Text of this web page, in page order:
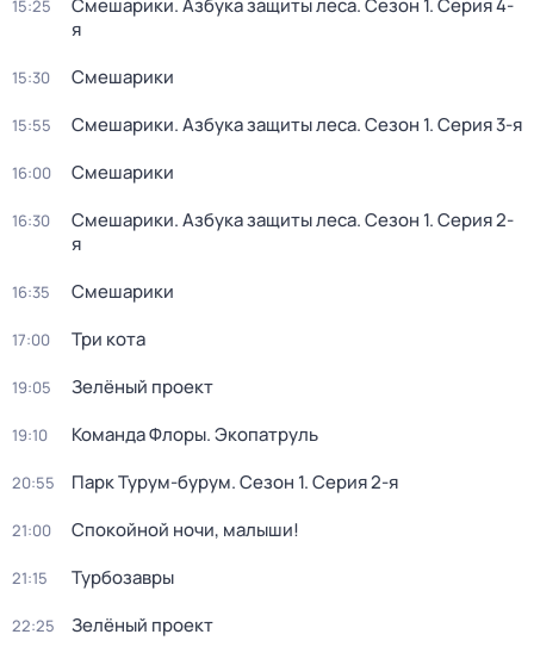
15:25 Смешарики. Азбука защиты леса. Сезон 1. Серия 4-
я
15:30 Смешарики
15:55 Смешарики. Азбука защиты леса. Сезон 1. Серия 3-я
16:00 Смешарики
16:30 Смешарики. Азбука защиты леса. Сезон 1. Серия 2-
я
16:35 Смешарики
17:00 Три кота
19:05 Зелёный проект
19:10 Команда Флоры. Экопатруль
20:55 Парк Турум-бурум. Сезон 1. Серия 2-я
21:00 Спокойной ночи, малыши!
21:15 Турбозавры
22:25 Зелёный проект